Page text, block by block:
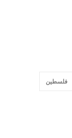
فلسطين